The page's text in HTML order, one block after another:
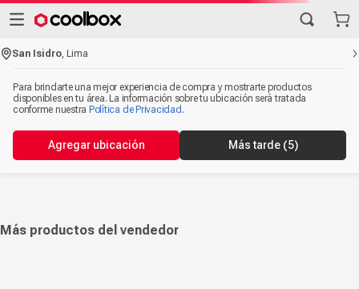
San Isidro ,Lima
Para brindarte una mejor experiencia de compra y mostrarte productos
disponibles en tu área. La información sobre tu ubicación será tratada
conforme nuestra Política de Privacidad .
Agregar ubicación Más tarde (5)
Más productos del vendedor